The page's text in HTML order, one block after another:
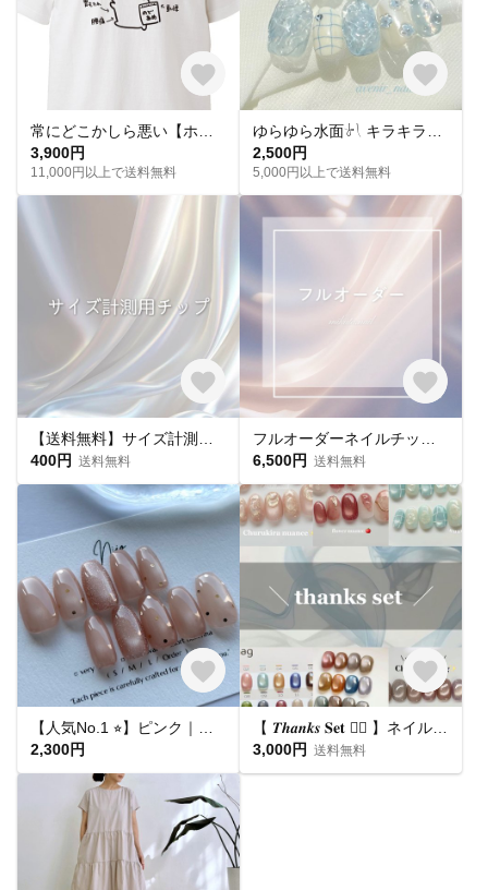
3,900円
11,000円以上で送料無料
2,500円
5,000円以上で送料無料
400円 送料無料
6,500円 送料無料
2,300円
3,000円 送料無料